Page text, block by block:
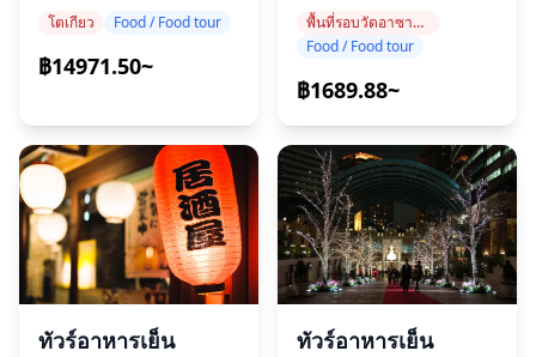
โตเกียว Food / Food tour
฿14971.50~
สะ
พื้นที่รอบวัดอาซากุสะ
Food / Food tour
฿1689.88~
ทัวร์อาหารเย็น
ทัวร์อาหารเย็น